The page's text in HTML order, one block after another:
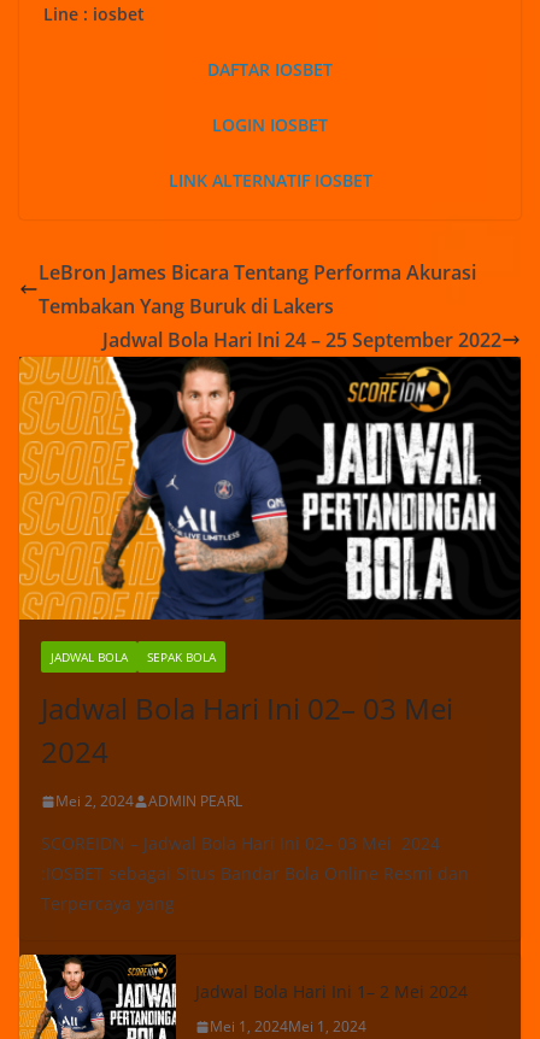
Line : iosbet
DAFTAR IOSBET
LOGIN IOSBET
LINK ALTERNATIF IOSBET
LeBron James Bicara Tentang Performa Akurasi
Tembakan Yang Buruk di Lakers
Jadwal Bola Hari Ini 24 – 25 September 2022
JADWAL BOLA SEPAK BOLA
Jadwal Bola Hari Ini 02– 03 Mei
2024
Mei 2, 2024 ADMIN PEARL
SCOREIDN – Jadwal Bola Hari Ini 02– 03 Mei 2024
:IOSBET sebagai Situs Bandar Bola Online Resmi dan
Terpercaya yang
Jadwal Bola Hari Ini 1– 2 Mei 2024
Mei 1, 2024Mei 1, 2024